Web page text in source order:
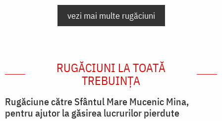
vezi mai multe rugăciuni
RUGĂCIUNI LA TOATĂ
TREBUINȚA
Rugăciune către Sfântul Mare Mucenic Mina,
pentru ajutor la găsirea lucrurilor pierdute